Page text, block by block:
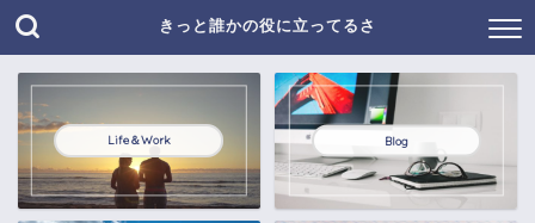
きっと誰かの役に立ってるさ
Life＆Work Blog